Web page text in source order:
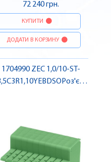
72 240 грн.
КУПИТИ
ДОДАТИ В КОРЗИНУ
1704990 ZEC 1,0/10-ST-